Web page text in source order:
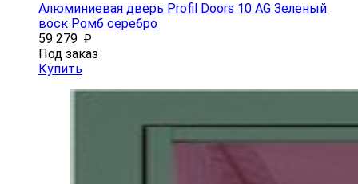
Алюминиевая дверь Profil Doors 10 AG Зеленый
воск Ромб серебро
59 279 ₽
Под заказ
Купить